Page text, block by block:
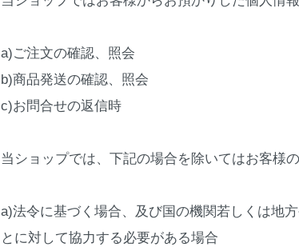
a)ご注文の確認、照会
b)商品発送の確認、照会
c)お問合せの返信時
当ショップでは、下記の場合を除いてはお客様
a)法令に基づく場合、及び国の機関若しくは地
とに対して協力する必要がある場合